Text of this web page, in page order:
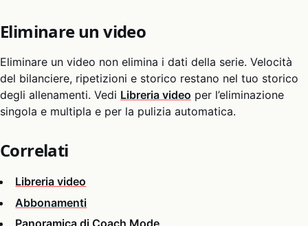
Eliminare un video
Eliminare un video non elimina i dati della serie. Velocità
del bilanciere, ripetizioni e storico restano nel tuo storico
degli allenamenti. Vedi Libreria video per l’eliminazione
singola e multipla e per la pulizia automatica.
Correlati
Libreria video
Abbonamenti